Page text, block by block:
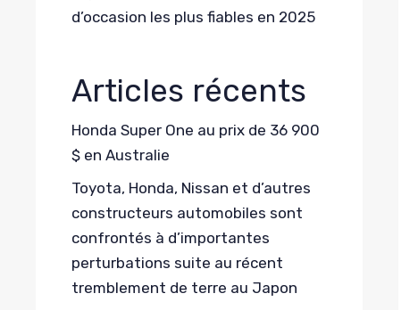
d’occasion les plus fiables en 2025
Articles récents
Honda Super One au prix de 36 900
$ en Australie
Toyota, Honda, Nissan et d’autres
constructeurs automobiles sont
confrontés à d’importantes
perturbations suite au récent
tremblement de terre au Japon